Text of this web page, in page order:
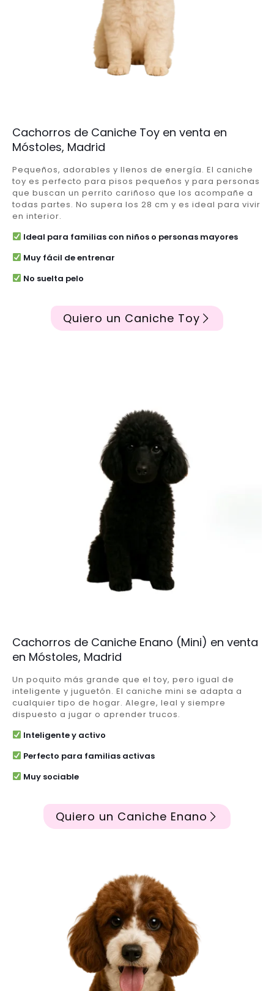
Cachorros de Caniche Toy en venta en
Móstoles, Madrid
Pequeños, adorables y llenos de energía. El caniche
toy es perfecto para pisos pequeños y para personas
que buscan un perrito cariñoso que los acompañe a
todas partes. No supera los 28 cm y es ideal para vivir
en interior.
Ideal para familias con niños o personas mayores
Muy fácil de entrenar
No suelta pelo
Quiero un Caniche Toy
Cachorros de Caniche Enano (Mini) en venta
en Móstoles, Madrid
Un poquito más grande que el toy, pero igual de
inteligente y juguetón. El caniche mini se adapta a
cualquier tipo de hogar. Alegre, leal y siempre
dispuesto a jugar o aprender trucos.
Inteligente y activo
Perfecto para familias activas
Muy sociable
Quiero un Caniche Enano